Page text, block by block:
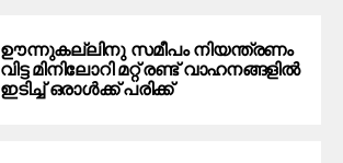
ഊന്നുകല്ലിനു സമീപം നിയന്ത്രണം
വിട്ട മിനിലോറി മറ്റ് രണ്ട് വാഹനങ്ങളിൽ
ഇടിച്ച് ഒരാൾക്ക് പരിക്ക്